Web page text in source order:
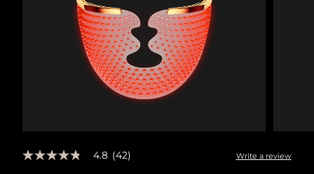
4.8
4.8 (42) Write a review